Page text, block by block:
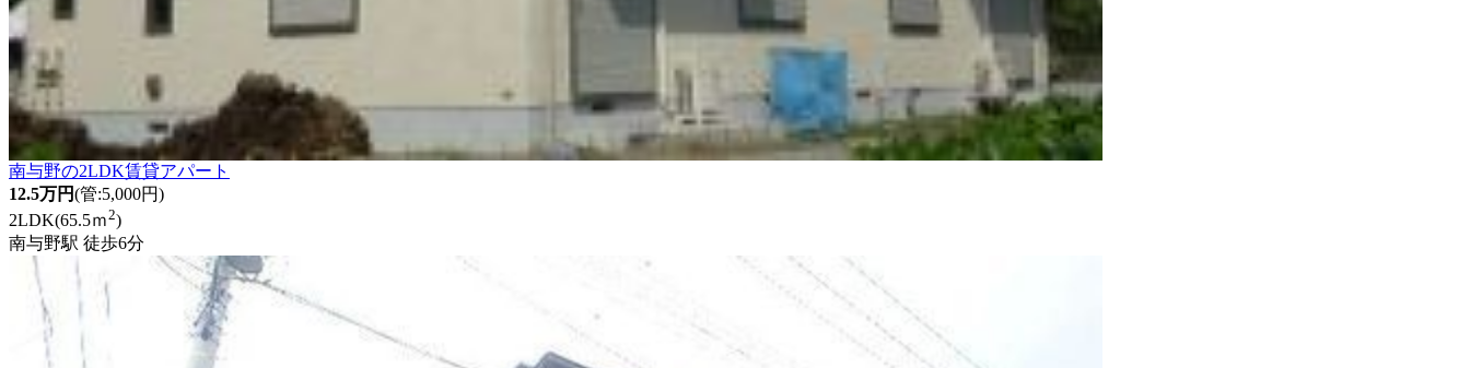
南与野の2LDK賃貸アパート
12.5万円(管:5,000円)
2LDK(65.5ｍ2)
南与野駅 徒歩6分